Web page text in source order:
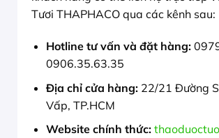
Tươi THAPHACO qua các kênh sau:
Hotline tư vấn và đặt hàng:
0906.35.63.35
Địa chỉ cửa hàng:22/21 Đường
Vấp, TP.HCM
Website chính thức: